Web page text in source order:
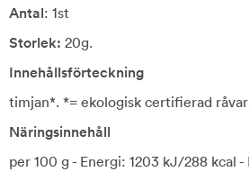
Antal: 1st
Storlek: 20g.
Innehållsförteckning
timjan*. *= ekologisk certifierad
Näringsinnehåll
per 100 g - Energi: 1203 kJ/288 kcal -